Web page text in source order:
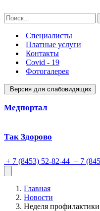
Специалисты
Платные услуги
Контакты
Covid - 19
Фотогалерея
Версия для слабовидящих
Медпортал
Так Здорово
+ 7 (8453) 52-82-44 + 7
Главная
Новости
Неделя